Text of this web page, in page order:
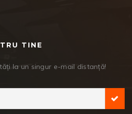
TINE
la un singur e-mail distanță!